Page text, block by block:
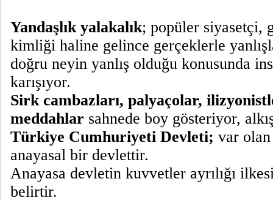
Yandaşlık yalakalık; popüler siyasetçi,
kimliği haline gelince gerçeklerle
doğru neyin yanlış olduğu konusunda
karışıyor.
Sirk cambazları, palyaçolar,
meddahlar sahnede boy gösteriyor,
Türkiye Cumhuriyeti Devleti; var olan
anayasal bir devlettir.
Anayasa devletin kuvvetler ayrılığı
belirtir.